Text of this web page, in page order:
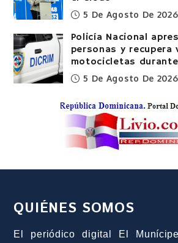
5 De Agosto De 2026
Policía Nacional
personas y recupera
motocicletas
5 De Agosto De 2026
QUIÉNES SOMOS
El periódico digital El